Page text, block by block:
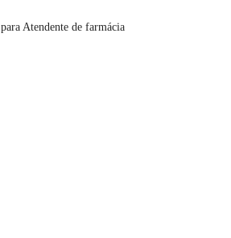
Atendente de farmácia